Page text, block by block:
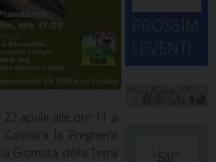
22 aprile alle ore 11 a
la Preghiera
Giornata della Terra
2
4
2
5
2
6
2
7
2
8
2
9
3
0
3
1 1 2 3 4 5 6
PROSSIM
I EVENTI